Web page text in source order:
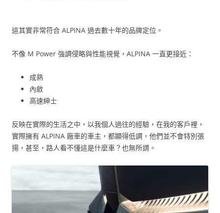
這其實非常符合 ALPINA 過去數十年的品牌定位。
不像 M Power 強調侵略與性能視覺，ALPINA 一直更接近：
成熟
內斂
高速紳士
反映在實際的生活之中，以我個人過往的經驗，在我的客戶裡，
實際擁有 ALPINA 廠車的車主，都顯得低調，他們並不會特別張
揚，甚至，路人看不懂這是什麼車？也無所謂。